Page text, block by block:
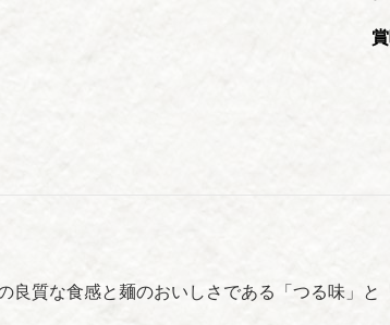
良質な食感と麺のおいしさである「つる味」